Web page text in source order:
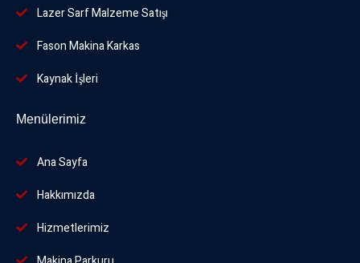
Lazer Sarf Malzeme Satışı
Fason Makina Karkas
Kaynak İşleri
Menülerimiz
Ana Sayfa
Hakkımızda
Hizmetlerimiz